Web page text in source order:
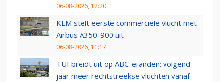
06-08-2026, 12:20
KLM stelt eerste commerciële vlucht met
Airbus A350-900 uit
06-08-2026, 11:17
TUI breidt uit op ABC-eilanden: volgend
jaar meer rechtstreekse vluchten vanaf